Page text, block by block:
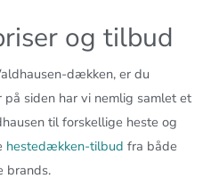
og tilbud
dækken, er du
siden har vi nemlig samlet et
til forskellige heste og
hestedækken-tilbud fra både
brands.